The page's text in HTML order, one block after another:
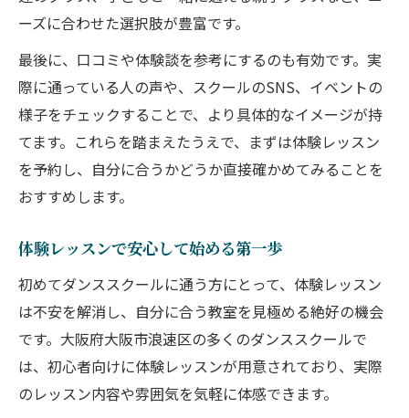
ーズに合わせた選択肢が豊富です。
最後に、口コミや体験談を参考にするのも有効です。実
際に通っている人の声や、スクールのSNS、イベントの
様子をチェックすることで、より具体的なイメージが持
てます。これらを踏まえたうえで、まずは体験レッスン
を予約し、自分に合うかどうか直接確かめてみることを
おすすめします。
体験レッスンで安心して始める第一歩
初めてダンススクールに通う方にとって、体験レッスン
は不安を解消し、自分に合う教室を見極める絶好の機会
です。大阪府大阪市浪速区の多くのダンススクールで
は、初心者向けに体験レッスンが用意されており、実際
のレッスン内容や雰囲気を気軽に体感できます。